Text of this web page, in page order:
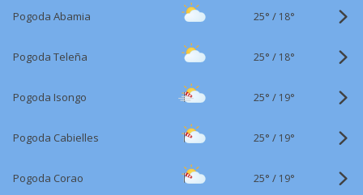
Pogoda Abamia 25° / 18°
Pogoda Teleña 25° / 18°
Pogoda Isongo 25° / 19°
Pogoda Cabielles 25° / 19°
Pogoda Corao 25° / 19°